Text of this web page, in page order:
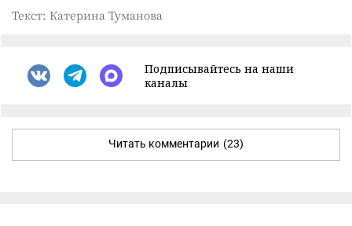
Текст: Катерина Туманова
Подписывайтесь на наши
каналы
Читать комментарии (23)